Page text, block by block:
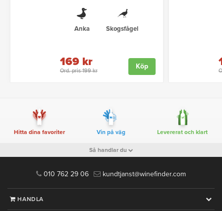
Anka Skogsfågel
Ord. pris 199 kr
169 kr Köp
Hitta dina favoriter Vin på väg Levererat och klart
Så handlar du
010 762 29 06 kundtjanst@winefinder.com
HANDLA